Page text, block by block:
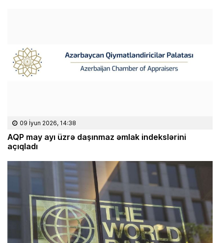
09 İyun 2026, 14:38
AQP may ayı üzrə daşınmaz əmlak indekslərini
açıqladı